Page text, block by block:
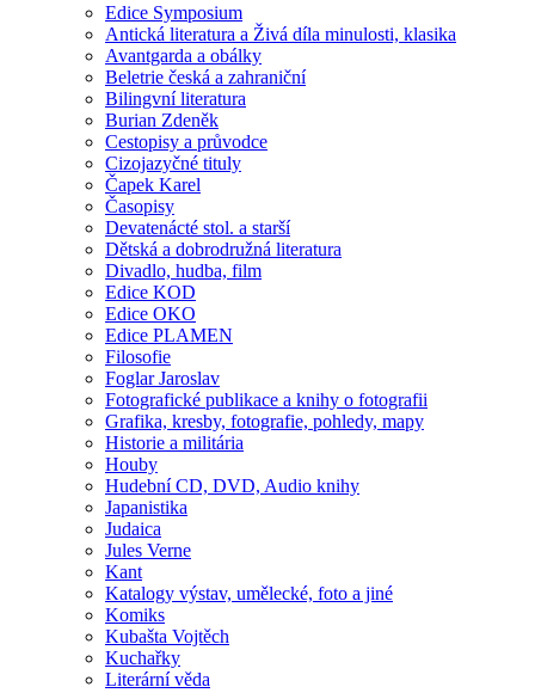
Edice Symposium
Antická literatura a Živá díla minulosti, klasika
Avantgarda a obálky
Beletrie česká a zahraniční
Bilingvní literatura
Burian Zdeněk
Cestopisy a průvodce
Cizojazyčné tituly
Čapek Karel
Časopisy
Devatenácté stol. a starší
Dětská a dobrodružná literatura
Divadlo, hudba, film
Edice KOD
Edice OKO
Edice PLAMEN
Filosofie
Foglar Jaroslav
Fotografické publikace a knihy o fotografii
Grafika, kresby, fotografie, pohledy, mapy
Historie a militária
Houby
Hudební CD, DVD, Audio knihy
Japanistika
Judaica
Jules Verne
Kant
Katalogy výstav, umělecké, foto a jiné
Komiks
Kubašta Vojtěch
Kuchařky
Literární věda